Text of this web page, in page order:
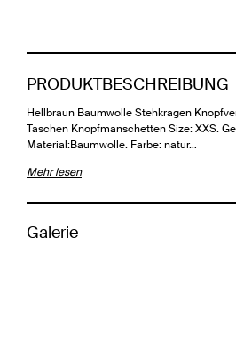
PRODUKTBESCHREIBUNG
Hellbraun Baumwolle Stehkragen
Taschen Knopfmanschetten Size: XXS.
Material:Baumwolle. Farbe: natur…
Mehr lesen
Galerie